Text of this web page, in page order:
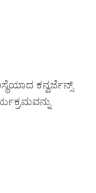
ಕನ್ವರ್ಜೆನ್ಸ್